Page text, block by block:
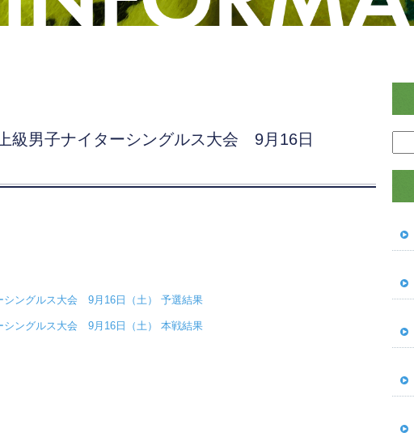
級男子ナイターシングルス大会 9月16日
ングルス大会 9月16日（土） 予選結果
ングルス大会 9月16日（土） 本戦結果